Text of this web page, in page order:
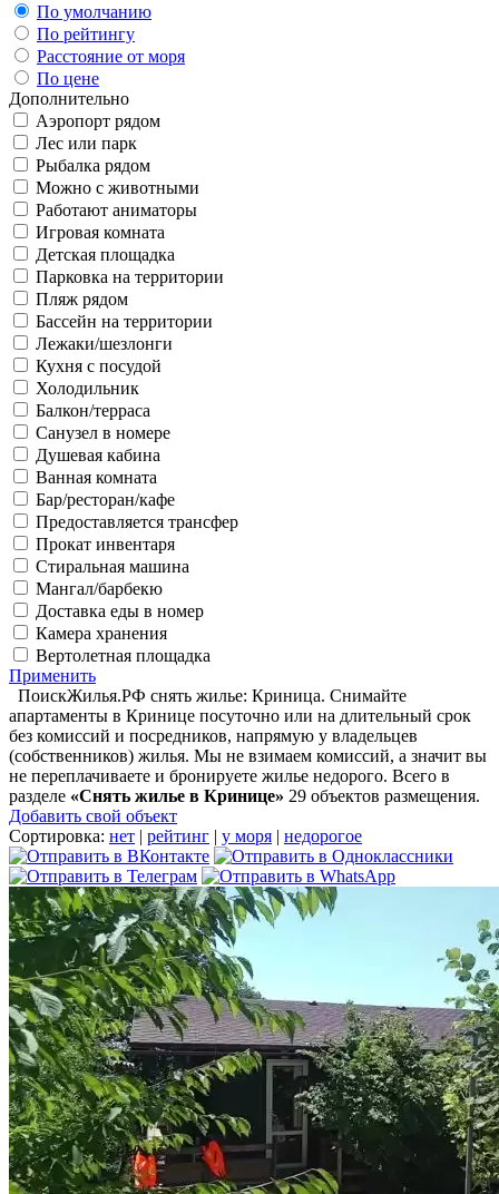
По умолчанию
По рейтингу
Расстояние от моря
По цене
Дополнительно
Аэропорт рядом
Лес или парк
Рыбалка рядом
Можно с животными
Работают аниматоры
Игровая комната
Детская площадка
Парковка на территории
Пляж рядом
Бассейн на территории
Лежаки/шезлонги
Кухня с посудой
Холодильник
Балкон/терраса
Санузел в номере
Душевая кабина
Ванная комната
Бар/ресторан/кафе
Предоставляется трансфер
Прокат инвентаря
Стиральная машина
Мангал/барбекю
Доставка еды в номер
Камера хранения
Вертолетная площадка
Применить
ПоискЖилья.РФ снять жилье: Криница. Снимайте
апартаменты в Кринице посуточно или на длительный срок
без комиссий и посредников, напрямую у владельцев
(собственников) жилья. Мы не взимаем комиссий, а значит вы
не переплачиваете и бронируете жилье недорого. Всего в
разделе «Снять жилье в Кринице» 29 объектов размещения.
Добавить свой объект
Сортировка: нет | рейтинг | у моря | недорогое